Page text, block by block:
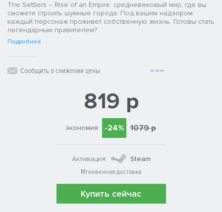
The Settlers – Rise of an Empire: средневековый мир, где вы
сможете строить шумные города. Под вашим надзором
каждый персонаж проживет собственную жизнь. Готовы стать
легендарным правителем?
Подробнее
Сообщить о снижении цены
819 р
экономия -24% 1079 р
Активация:
Steam
Мгновенная доставка
Купить сейчас